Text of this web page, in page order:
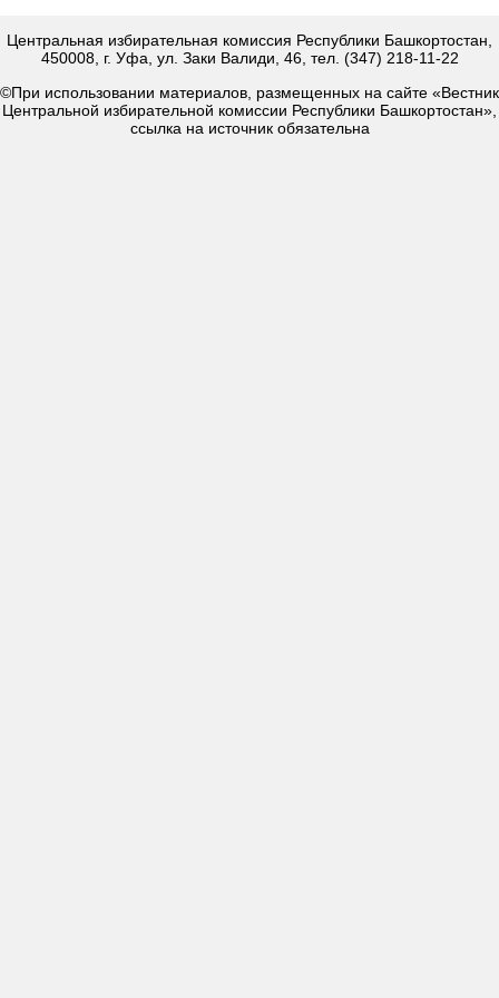
Центральная избирательная комиссия Республики Башкортостан,
450008, г. Уфа, ул. Заки Валиди, 46, тел. (347) 218-11-22
©При использовании материалов, размещенных на сайте «Вестник
Центральной избирательной комиссии Республики Башкортостан»,
ссылка на источник обязательна